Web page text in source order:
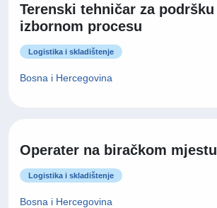
Terenski tehničar za podršku
izbornom procesu
Logistika i skladištenje
Bosna i Hercegovina
Operater na biračkom mjestu
Logistika i skladištenje
Bosna i Hercegovina